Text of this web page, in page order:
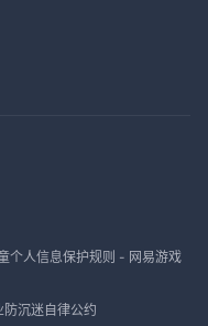
个人信息保护规则 - 网易游戏
防沉迷自律公约